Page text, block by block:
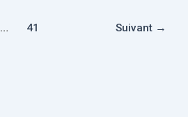
… 41 Suivant →